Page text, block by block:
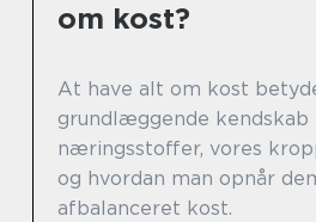
om kost?
At have alt om kost
grundlæggende kendskab
næringsstoffer, vores
og hvordan man opnår
afbalanceret kost.